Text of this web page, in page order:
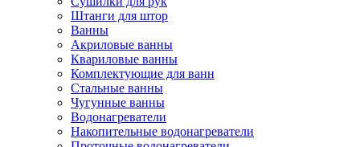
Штанги для штор
Ванны
Акриловые ванны
Квариловые ванны
Комплектующие для ванн
Стальные ванны
Чугунные ванны
Водонагреватели
Накопительные водонагреватели